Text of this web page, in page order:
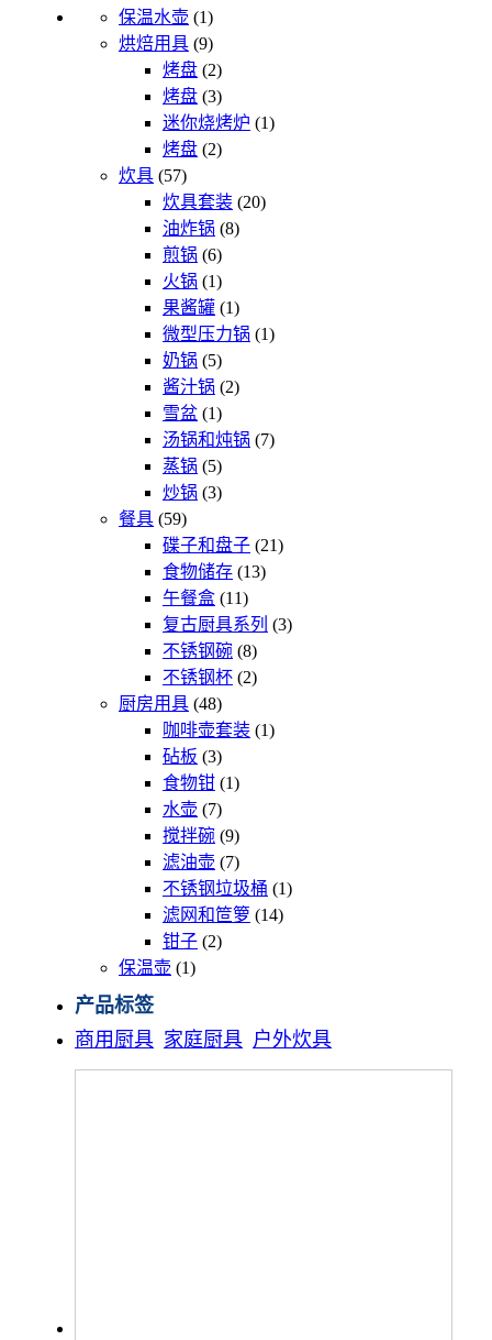
保温水壶 11
个
产
品
烘焙用具 99
个
产
品
烤盘 22
个
产
品
烤盘 33
个
产
迷你烧烤炉 11
烤盘 22
产
品
炊具 5757
个
产
品
炊具套装 2020
油炸锅 88
品
煎锅 66
个
产
品
火锅 11
个
产
品
果酱罐 11
个
品
微型压力锅 11
奶锅 55
个
产
品
酱汁锅 22
产
雪盆 11
个
产
品
汤锅和炖锅 77
蒸锅 55
个
品
炒锅 33
产
品
餐具 5959
款
产
品
碟子和盘子 2121
品
食物储存 1313
产
午餐盒 1111
个
产
品
复古厨具系列 33
不锈钢碗 88
个
品
不锈钢杯 22
产
厨房用具 4848
个
产
品
咖啡壶套装 11
砧板 33
个
产
品
食物钳 11
产
品
水壶 77
个
产
品
搅拌碗 99
个
产
品
滤油壶 77
个
产
不锈钢垃圾桶 11
滤网和笸箩 1414
钳子 22
保温壶 11
品
产品标签
商用厨具 家庭厨具 户外炊具